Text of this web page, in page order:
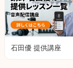
石田優 提供講座